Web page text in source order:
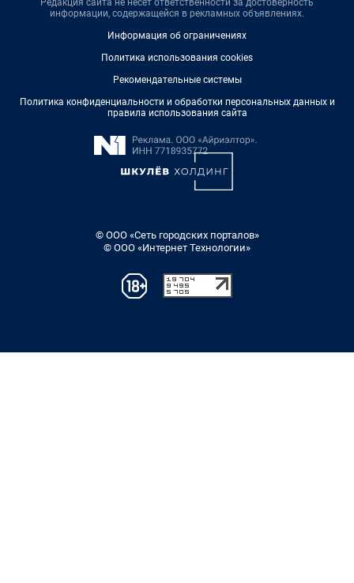
Редакция сайта не несет ответственности за достоверность
информации, содержащейся в рекламных объявлениях.
Информация об ограничениях
Политика использования cookies
Рекомендательные системы
Политика конфиденциальности и обработки персональных данных и
правила использования сайта
© ООО «Сеть городских порталов»
© ООО «Интернет Технологии»